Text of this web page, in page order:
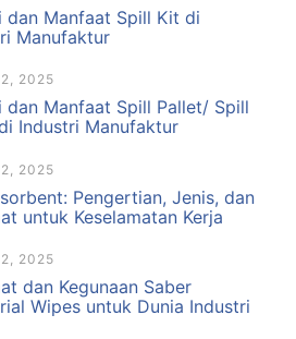
dan Manfaat Spill Kit di
Manufaktur
2025
dan Manfaat Spill Pallet/ Spill
Industri Manufaktur
2025
Pengertian, Jenis, dan
untuk Keselamatan Kerja
2025
dan Kegunaan Saber
Wipes untuk Dunia Industri